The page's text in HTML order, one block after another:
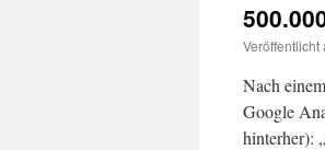
Veröffentlicht
Nach
Google
hinterher):